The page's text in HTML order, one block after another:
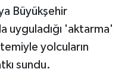
Büyükşehir
uyguladığı 'aktarma'
yolcuların
sundu.